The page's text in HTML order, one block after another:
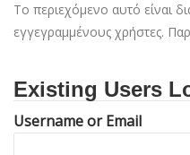
Το περιεχόμενο αυτό είναι
εγγεγραμμένους χρήστες.
Existing Users
Username or Email